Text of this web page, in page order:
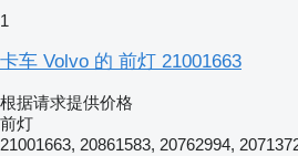
1
卡车 Volvo 的 前灯 21001663
根据请求提供价格
前灯
21001663, 20861583, 20762994,